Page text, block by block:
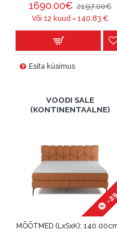
1690.00€ 2197.00€
Või 12 kuud = 140.83€
Esita küsimus
VOODI SALE
(KONTINENTAALNE)
-
MÕÕTMED (LxSxK):